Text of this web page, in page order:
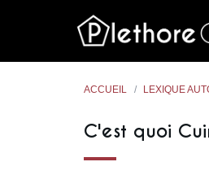
ACCUEIL LEXIQUE
C'est quoi